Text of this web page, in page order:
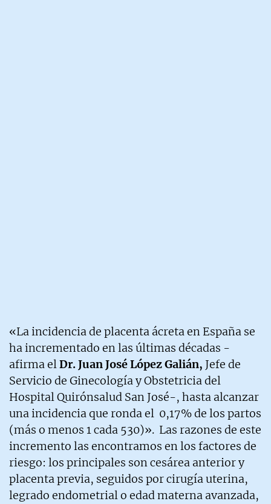
«La incidencia de placenta ácreta en España se
ha incrementado en las últimas décadas -
afirma elDr. Juan José López Galián, Jefe de
Servicio de Ginecología y Obstetricia del
Hospital Quirónsalud San José-, hasta alcanzar
una incidencia que ronda el 0,17% de los partos
(más o menos 1 cada 530)». Las razones de este
incremento las encontramos en los factores de
riesgo: los principales son cesárea anterior y
placenta previa, seguidos por cirugía uterina,
legrado endometrial o edad materna avanzada,